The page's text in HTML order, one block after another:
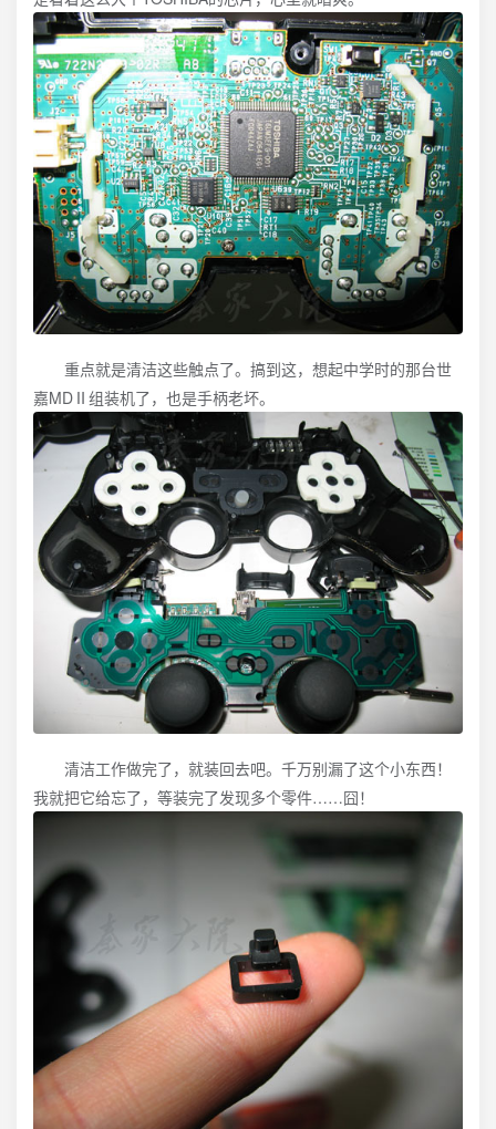
重点就是清洁这些触点了。搞到这，想起中学时的那台世
嘉MDⅡ组装机了，也是手柄老坏。
清洁工作做完了，就装回去吧。千万别漏了这个小东西！
我就把它给忘了，等装完了发现多个零件……囧！